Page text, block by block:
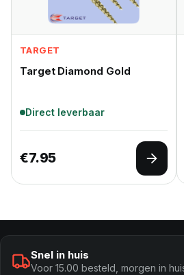
TARGET
Target Diamond Gold
Direct leverbaar
€7.95
Snel in huis
Voor 15.00 besteld, morgen in